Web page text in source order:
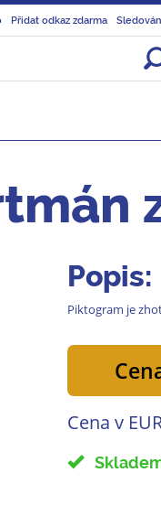
Přidat odkaz zdarma
Popis:
Piktogram je
Cena v